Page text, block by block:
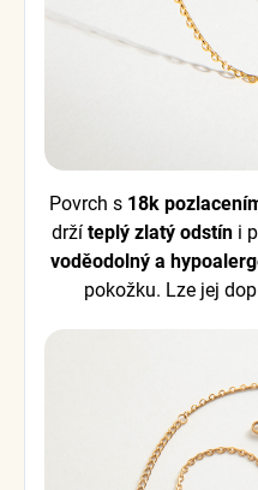
Povrch s 18k
drží teplý zlatý odstíni
voděodolný a
pokožku. Lze jej